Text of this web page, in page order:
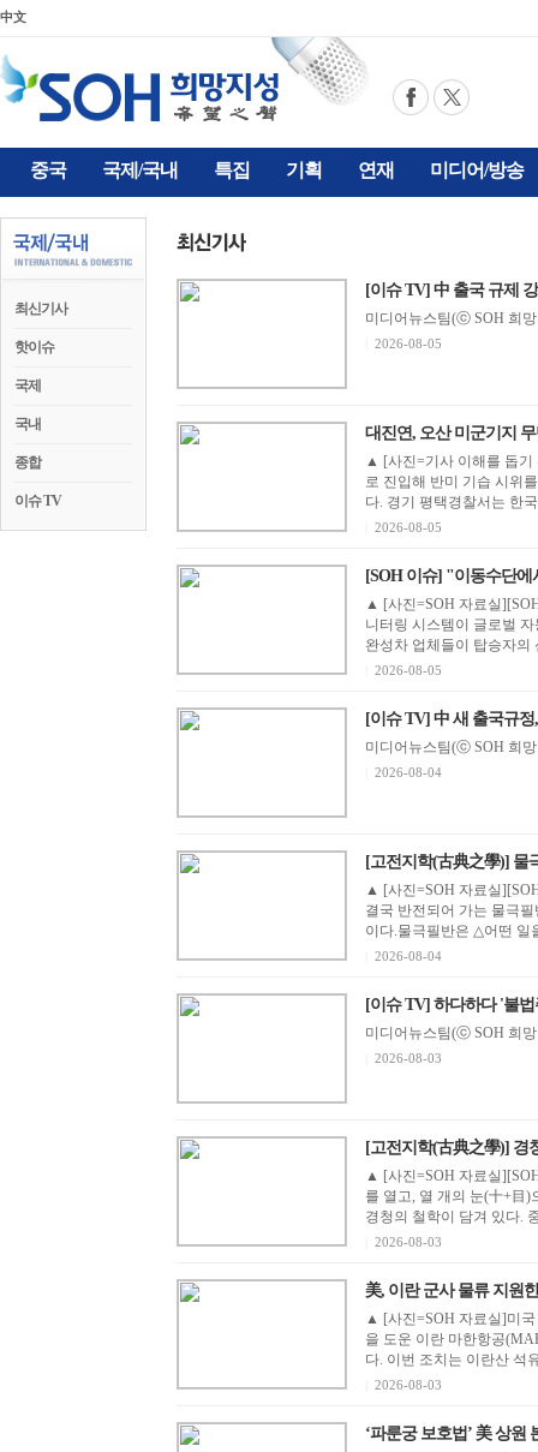
中文
중국 국제/국내 특집 기획 연재 미디어/방송
최신기사
핫이슈
국제
국내
종합
이슈 TV
[이슈 TV] 中 출국 규제
미디어뉴스팀(ⓒ SOH 희망
2026-08-05
대진연, 오산 미군기지
▲ [사진=기사 이해를 돕기
로 진입해 반미 기습 시위
다. 경기 평택경찰서는 한
2026-08-05
[SOH 이슈] "이동수단에
▲ [사진=SOH 자료실
니터링 시스템이 글로벌
완성차 업체들이 탑승자의
2026-08-05
미디어뉴스팀(ⓒ SOH 희망
2026-08-04
[고전지학(古典之學)] 물
▲ [사진=SOH 자료실
결국 반전되어 가는 물극
이다.물극필반은 △어떤 일
2026-08-04
[이슈 TV] 하다하다 '불
미디어뉴스팀(ⓒ SOH 희망
2026-08-03
[고전지학(古典之學)] 경
▲ [사진=SOH 자료실
를 열고, 열 개의 눈(十+目
경청의 철학이 담겨 있다.
2026-08-03
美, 이란 군사 물류 지원
▲ [사진=SOH 자료실]미
을 도운 이란 마한항공
다. 이번 조치는 이란산 석
2026-08-03
‘파룬궁 보호법’ 美 상원